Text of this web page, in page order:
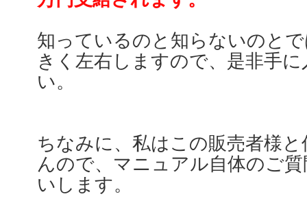
知っているのと知らないのと
きく左右しますので、是非手
い。
ちなみに、私はこの販売者様
んので、マニュアル自体のご
いします。